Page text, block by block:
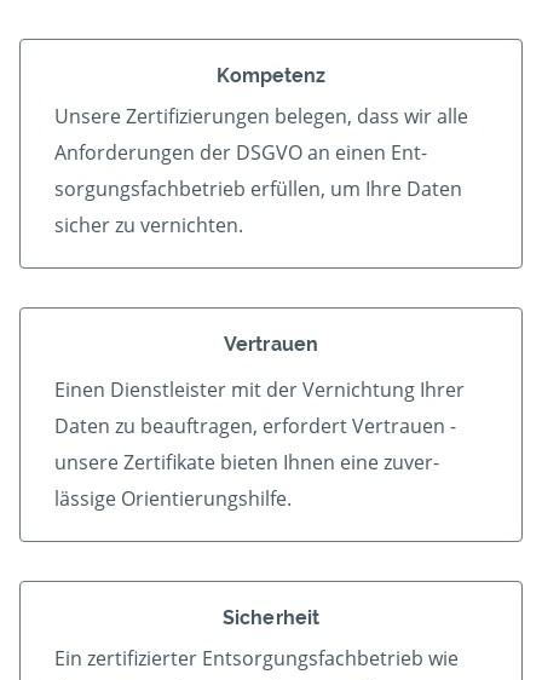
Kompetenz
Unsere Zertifizierungen belegen, dass wir alle
An­forder­ungen der DSGVO an einen Ent­
sorgungs­fach­betrieb er­füllen, um Ihre Daten
sicher zu vernichten.
Vertrauen
Einen Dienstleister mit der Vern­ichtung Ihrer
Daten zu beauf­tragen, erfordert Vertrauen -
unsere Zerti­fikate bieten Ihnen eine zu­ver­
lässige Orientierungshilfe.
Sicherheit
Ein zertifizierter Ent­sorgungs­fach­betrieb wie